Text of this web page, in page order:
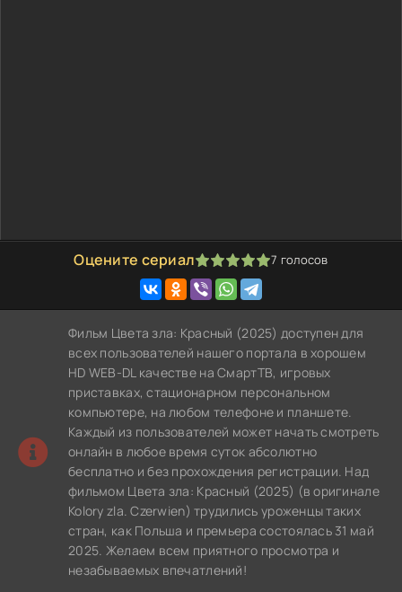
Оцените сериал
1 2 3 4 5 7 голосов
Фильм Цвета зла: Красный (2025) доступен для
всех пользователей нашего портала в хорошем
HD WEB-DL качестве на СмартТВ, игровых
приставках, стационарном персональном
компьютере, на любом телефоне и планшете.
Каждый из пользователей может начать смотреть
онлайн в любое время суток абсолютно
бесплатно и без прохождения регистрации. Над
фильмом Цвета зла: Красный (2025) (в оригинале
Kolory zla. Czerwien) трудились уроженцы таких
стран, как Польша и премьера состоялась 31 май
2025. Желаем всем приятного просмотра и
незабываемых впечатлений!